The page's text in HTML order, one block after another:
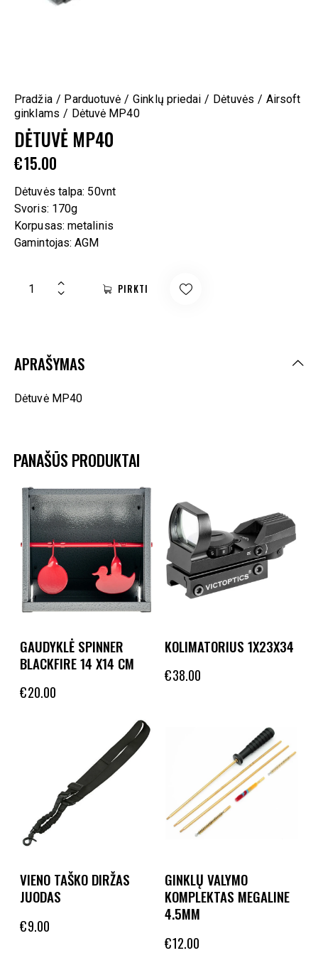
Pradžia Parduotuvė Ginklų priedai Dėtuvės
Airsoft
ginklams
Dėtuvė MP40
DĖTUVĖ MP40
€15.00
Dėtuvės talpa: 50vnt
Svoris: 170g
Korpusas: metalinis
Gamintojas: AGM
PIRKTI
APRAŠYMAS
Dėtuvė MP40
PANAŠŪS PRODUKTAI
GAUDYKLĖ SPINNER
BLACKFIRE 14 X14 CM
€20.00
KOLIMATORIUS 1X23X34
€38.00
VIENO TAŠKO DIRŽAS
JUODAS
€9.00
GINKLŲ VALYMO
KOMPLEKTAS MEGALINE
4.5MM
€12.00